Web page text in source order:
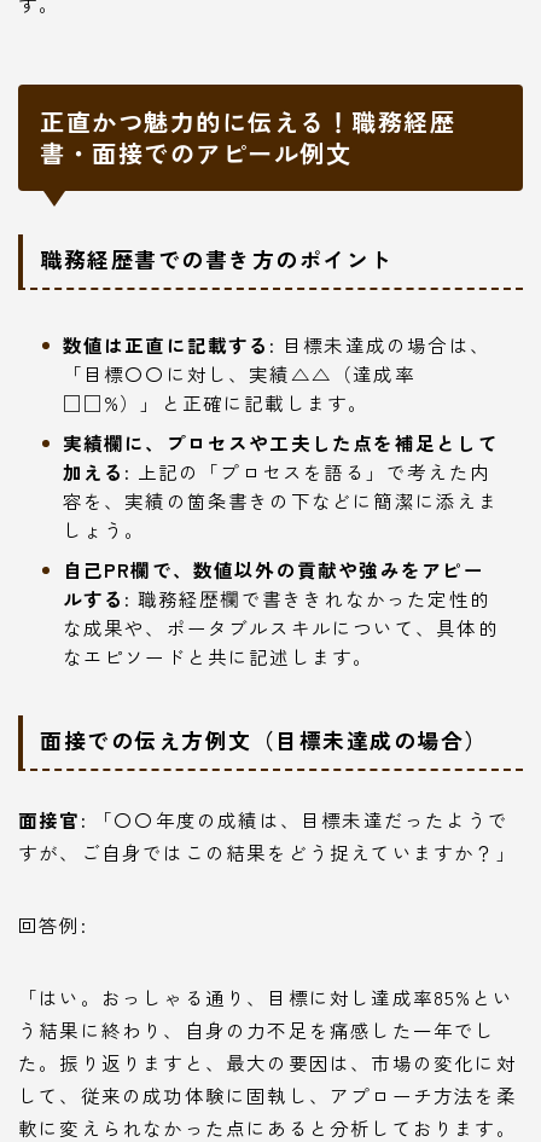
正直かつ魅力的に伝える！職務経歴
書・面接でのアピール例文
職務経歴書での書き方のポイント
数値は正直に記載する: 目標未達成の場合は、
「目標〇〇に対し、実績△△（達成率
□□%）」と正確に記載します。
実績欄に、プロセスや工夫した点を補足として
加える: 上記の「プロセスを語る」で考えた内
容を、実績の箇条書きの下などに簡潔に添えま
しょう。
自己PR欄で、数値以外の貢献や強みをアピー
ルする: 職務経歴欄で書ききれなかった定性的
な成果や、ポータブルスキルについて、具体的
なエピソードと共に記述します。
面接での伝え方例文（目標未達成の場合）
面接官: 「〇〇年度の成績は、目標未達だったようで
すが、ご自身ではこの結果をどう捉えていますか？」
回答例:
「はい。おっしゃる通り、目標に対し達成率85%とい
う結果に終わり、自身の力不足を痛感した一年でし
た。振り返りますと、最大の要因は、市場の変化に対
して、従来の成功体験に固執し、アプローチ方法を柔
軟に変えられなかった点にあると分析しております。